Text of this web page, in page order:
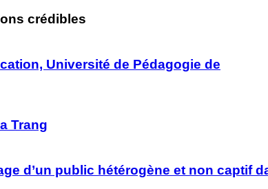
crédibles
Université de Pédagogie de
Trang
d’un public hétérogène et non captif